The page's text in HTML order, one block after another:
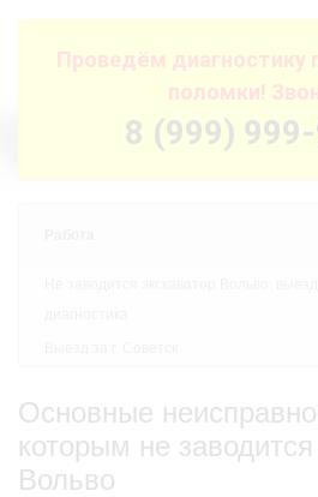
Проведём диагностику
поломки!
8 (999)
Основные
которым не заводится
Вольво